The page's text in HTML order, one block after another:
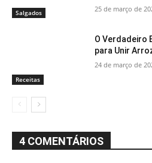
Salgados 25 de março de
Receitas
O Verdadeiro
para Unir
24 de março de
4 COMENTÁRIOS